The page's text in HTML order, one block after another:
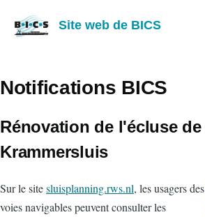
Site web de BICS
Notifications BICS
Rénovation de l'écluse de
Krammersluis
Sur le sitesluisplanning.rws.nl, les usagers des
voies navigables peuvent consulter les